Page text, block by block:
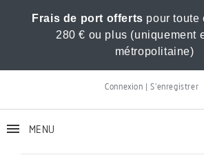
Frais de port offerts pour toute
280 € ou plus (uniquement
métropolitaine)
Connexion | S'enregistrer
MENU